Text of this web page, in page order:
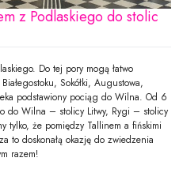
z Podlaskiego do stolic
Do tej pory mogą łatwo
Sokółki, Augustowa,
podstawiony pociąg do Wilna. Od 6
do Wilna – stolicy Litwy, Rygi – stolicy
tylko, że pomiędzy Tallinem a fińskimi
to doskonałą okazję do zwiedzenia
razem!